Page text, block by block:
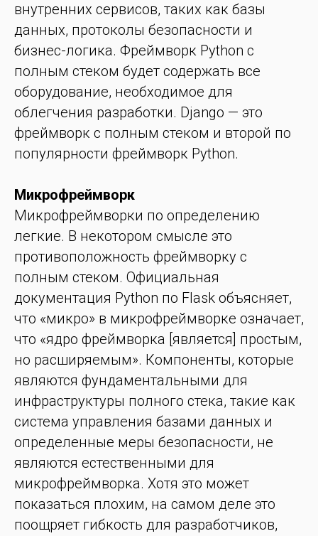
внутренних сервисов, таких как базы
данных, протоколы безопасности и
бизнес-логика. Фреймворк Python с
полным стеком будет содержать все
оборудование, необходимое для
облегчения разработки. Django — это
фреймворк с полным стеком и второй по
популярности фреймворк Python.
Микрофреймворк
Микрофреймворки по определению
легкие. В некотором смысле это
противоположность фреймворку с
полным стеком. Официальная
документация Python по Flask объясняет,
что «микро» в микрофреймворке означает,
что «ядро фреймворка [является] простым,
но расширяемым». Компоненты, которые
являются фундаментальными для
инфраструктуры полного стека, такие как
система управления базами данных и
определенные меры безопасности, не
являются естественными для
микрофреймворка. Хотя это может
показаться плохим, на самом деле это
поощряет гибкость для разработчиков,